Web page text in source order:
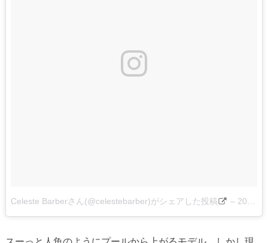
Celeste Barberさん(@celestebarber)がシェアした投稿 – 2016 7月 4 12:02午後 PDT